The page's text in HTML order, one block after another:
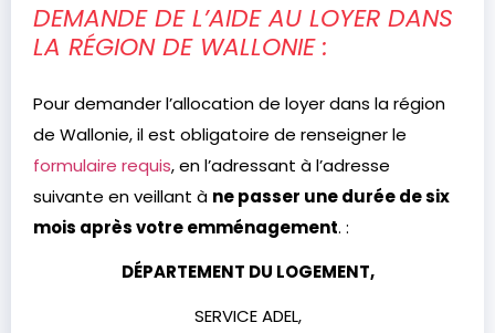
DEMANDE DE L’AIDE AU LOYER DANS
LA RÉGION DE WALLONIE :
Pour demander l’allocation de loyer dans la région
de Wallonie, il est obligatoire de renseigner le
formulaire requis, en l’adressant à l’adresse
suivante en veillant à ne passer une durée de six
mois après votre emménagement. :
DÉPARTEMENT DU LOGEMENT,
SERVICE ADEL,